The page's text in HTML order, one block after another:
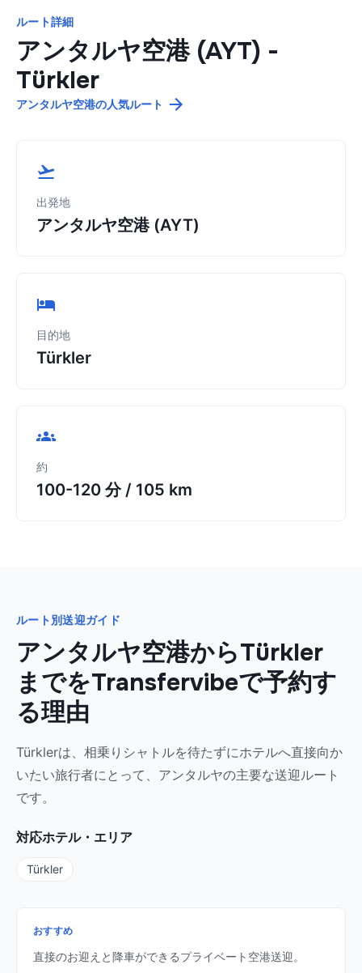
ルート詳細
アンタルヤ空港 (AYT) -
Türkler
アンタルヤ空港の人気ルート
出発地
アンタルヤ空港 (AYT)
目的地
Türkler
約
100-120 分/ 105 km
ルート別送迎ガイド
アンタルヤ空港からTürkler
までをTransfervibeで予約す
る理由
Türklerは、相乗りシャトルを待たずにホテルへ直接向か
いたい旅行者にとって、アンタルヤの主要な送迎ルート
です。
対応ホテル・エリア
Türkler
おすすめ
直接のお迎えと降車ができるプライベート空港送迎。